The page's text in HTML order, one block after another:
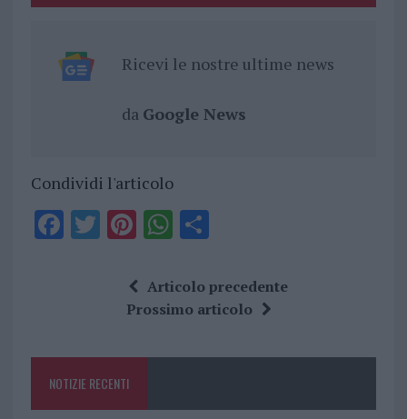
Ricevi le nostre ultime news
da Google News
Condividi l'articolo
F
o
k
T Pi
te
re
W
at
s
p
S
a
re
Articolo precedente
Prossimo articolo
NOTIZIE RECENTI